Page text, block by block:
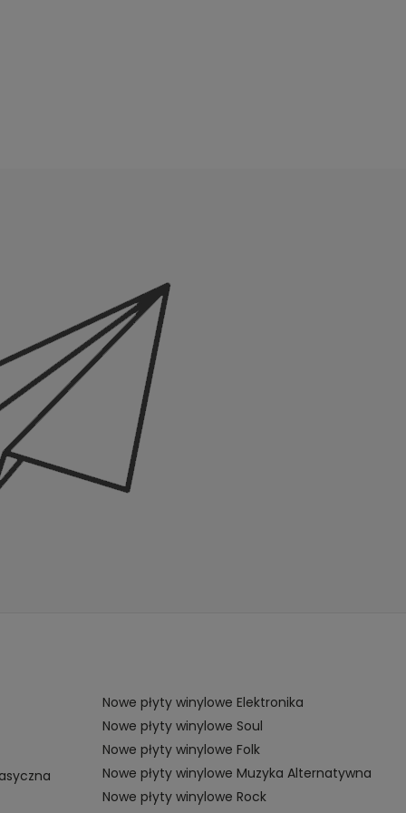
Nowe płyty winylowe Elektronika
Nowe płyty winylowe Soul
Nowe płyty winylowe Folk
Nowe płyty winylowe Muzyka Alternatywna
Nowe płyty winylowe Rock